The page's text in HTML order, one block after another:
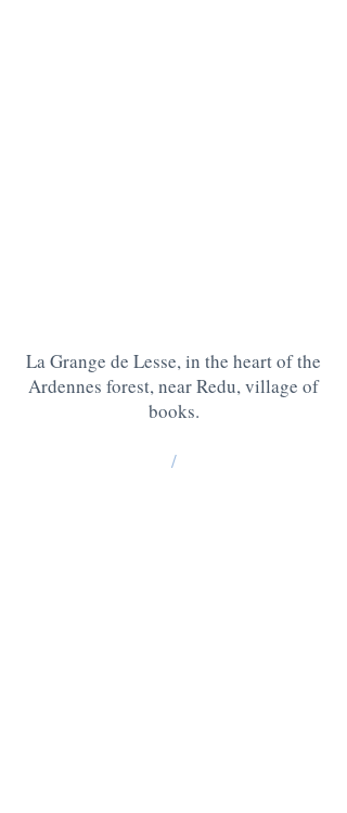
La Grange de Lesse, in the heart of the
Ardennes forest, near Redu, village of
books.
/